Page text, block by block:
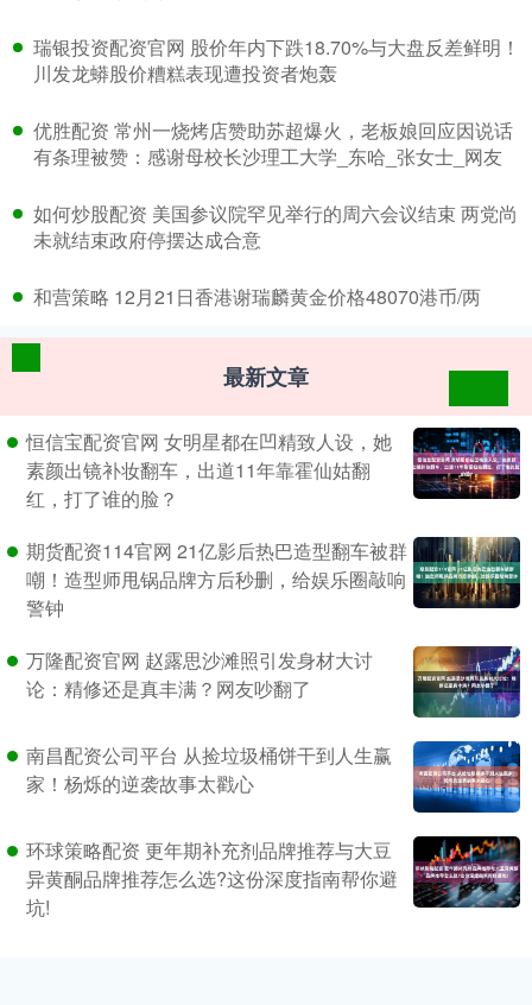
​瑞银投资配资官网 股价年内下跌18.70%与大盘反差鲜明！
川发龙蟒股价糟糕表现遭投资者炮轰
​优胜配资 常州一烧烤店赞助苏超爆火，老板娘回应因说话
有条理被赞：感谢母校长沙理工大学_东哈_张女士_网友
​如何炒股配资 美国参议院罕见举行的周六会议结束 两党尚
未就结束政府停摆达成合意
​和营策略 12月21日香港谢瑞麟黄金价格48070港币/两
最新文章
恒信宝配资官网 女明星都在凹精致人设，她
素颜出镜补妆翻车，出道11年靠霍仙姑翻
红，打了谁的脸？
期货配资114官网 21亿影后热巴造型翻车被群
嘲！造型师甩锅品牌方后秒删，给娱乐圈敲响
警钟
万隆配资官网 赵露思沙滩照引发身材大讨
论：精修还是真丰满？网友吵翻了
南昌配资公司平台 从捡垃圾桶饼干到人生赢
家！杨烁的逆袭故事太戳心
环球策略配资 更年期补充剂品牌推荐与大豆
异黄酮品牌推荐怎么选?这份深度指南帮你避
坑!